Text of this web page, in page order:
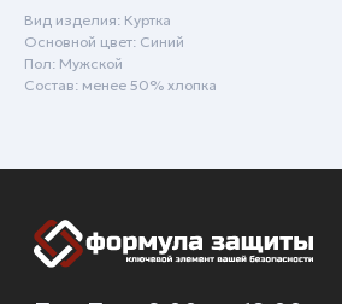
Вид изделия: Куртка
Основной цвет: Синий
Пол: Мужской
Состав: менее 50% хлопка
Сочи
+7 (861) 207-24-07